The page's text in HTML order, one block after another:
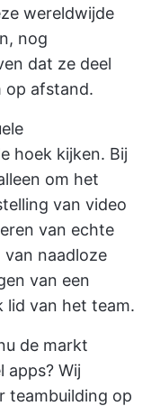
wereldwijde
nog
dat ze deel
op afstand.
hoek kijken. Bij
om het
van video
van echte
van naadloze
van een
lid van het team.
de markt
apps? Wij
teambuilding op